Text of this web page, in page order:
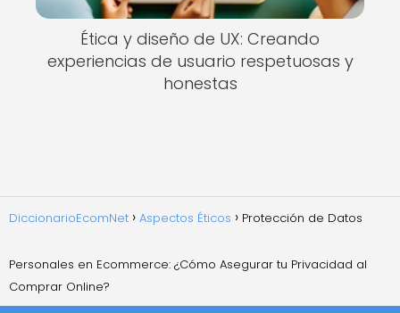
Ética y diseño de UX: Creando
experiencias de usuario respetuosas y
honestas
DiccionarioEcomNet Aspectos Éticos Protección de Datos
Personales en Ecommerce: ¿Cómo Asegurar tu Privacidad al
Comprar Online?